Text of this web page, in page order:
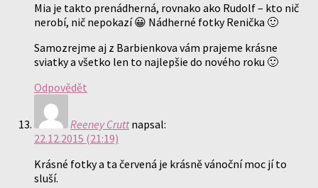
Mia je takto prenádherná, rovnako ako Rudolf – kto nič
nerobí, nič nepokazí 😀 Nádherné fotky Renička 🙂
Samozrejme aj z Barbienkova vám prajeme krásne
sviatky a všetko len to najlepšie do nového roku 🙂
Odpovědět
Reeney Crutt napsal:
22.12.2015 (21:19)
Krásné fotky a ta červená je krásně vánoční moc jí to
sluší.